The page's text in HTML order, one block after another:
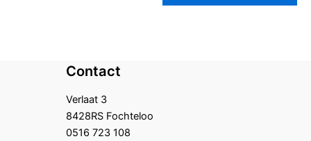
Contact
Verlaat 3
8428RS Fochteloo
0516 723 108